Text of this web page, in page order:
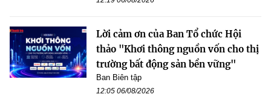
Lời cảm ơn của Ban Tổ chức Hội
thảo "Khơi thông nguồn vốn cho thị
trường bất động sản bền vững"
Ban Biên tập
12:05 06/08/2026